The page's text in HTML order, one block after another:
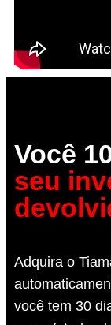
Você
seu
Adquira o
você tem 30